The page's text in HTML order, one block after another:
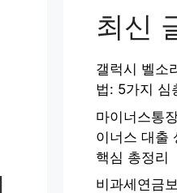
최신
갤럭시 벨소
법: 5가지 심
마이너스통
이너스 대출
핵심 총정리
비과세연금